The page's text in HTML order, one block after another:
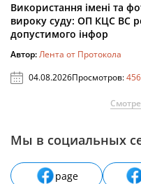
Використання імені та
вироку суду: ОП КЦС ВС
допустимого інфор
Автор:Лента от Протокола
04.08.2026Просмотров:456
Мы в социальных
page